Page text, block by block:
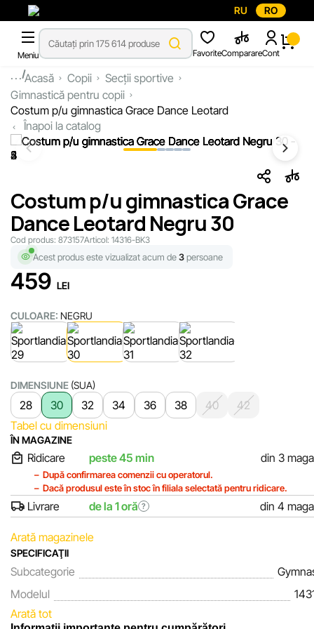
RU RO
Meniu FavoriteComparareCont
...Acasă Copii
Secții sportive
Gimnastică pentru copii
Costum p/u gimnastica Grace Dance Leotard
Înapoi la catalog
Costum p/u gimnastica Grace
Dance Leotard Negru 30
Cod produs: 873157Articol: 14316-BK3
Acest produs este vizualizat acum de3persoane
459 LEI
CULOARE: NEGRU
DIMENSIUNE (SUA)
28 30 32 34 36 38 40
42
Tabel cu dimensiuni
ÎN MAGAZINE
Ridicare peste 45 min din 3
După confirmarea comenzii cu operatorul.
Dacă produsul este în stoc în filiala selectată pentru ridicare.
Livrare de la 1 oră ? din 4
Arată magazinele
SPECIFICAŢII
Subcategorie
Modelul
Arată tot